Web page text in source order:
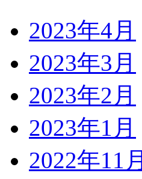
2023年4月
2023年3月
2023年2月
2023年1月
2022年11月